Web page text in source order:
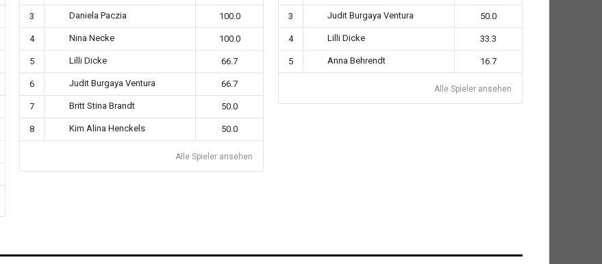
3 Daniela Paczia 100.0
4 Nina Necke 100.0
5 Lilli Dicke 66.7
6 Judit Burgaya Ventura 66.7
7 Britt Stina Brandt 50.0
8 Kim Alina Henckels 50.0
Alle Spieler ansehen
3 Judit Burgaya Ventura 50.0
4 Lilli Dicke 33.3
5 Anna Behrendt 16.7
Alle Spieler ansehen